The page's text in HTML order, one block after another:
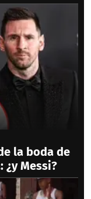
la boda de
¿y Messi?